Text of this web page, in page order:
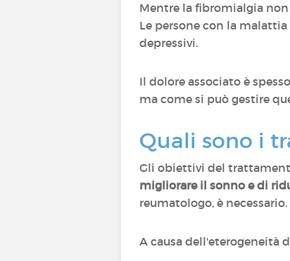
Mentre la fibromialgia
Le persone con la
depressivi.
Il dolore associato è
ma come si può gestire
Quali sono i
Gli obiettivi del
migliorare il sonno e di
reumatologo, è necessario.
A causa dell'eterogeneità